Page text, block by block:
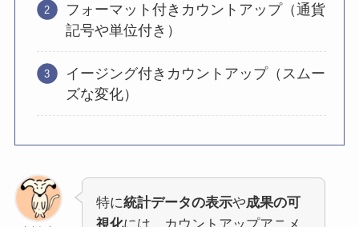
フォーマット付きカウントアップ（通貨
記号や単位付き）
イージング付きカウントアップ（スムー
ズな変化）
特に統計データの表示や成果の可
視化には、カウントアップアニメ